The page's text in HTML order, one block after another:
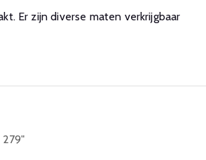
Er zijn diverse maten verkrijgbaar